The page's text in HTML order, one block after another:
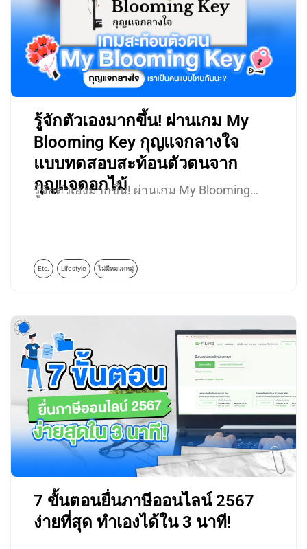
รู้จักตัวเองมากขึ้น! ผ่านเกม My
Blooming Key กุญแจกลางใจ
แบบทดสอบสะท้อนตัวตนจาก
กุญแจดอกไม้
รู้จักตัวเองมากขึ้น! ผ่านเกม My Blooming…
Etc. Lifestyle ไม่มีหมวดหมู่
7 ขั้นตอนยื่นภาษีออนไลน์ 2567
ง่ายที่สุด ทำเองได้ใน 3 นาที!